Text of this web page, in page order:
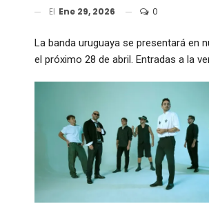
El Ene 29, 2026 0
La banda uruguaya se presentará en
el próximo 28 de abril. Entradas a la